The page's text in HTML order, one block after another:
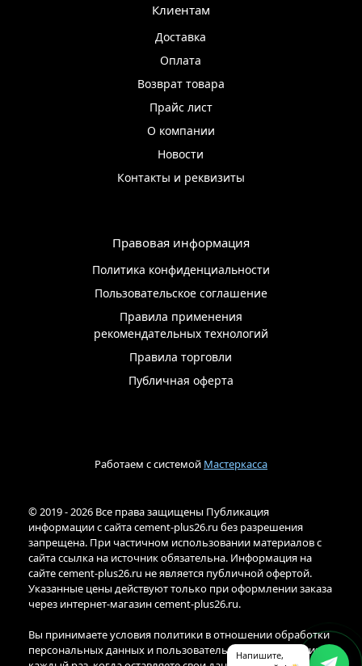
Клиентам
Доставка
Оплата
Возврат товара
Прайс лист
О компании
Новости
Контакты и реквизиты
Правовая информация
Политика конфиденциальности
Пользовательское соглашение
Правила применения
рекомендательных технологий
Правила торговли
Публичная оферта
Работаем с системой Мастеркасса
© 2019 - 2026 Все права защищены Публикация
информации с сайта cement-plus26.ru без разрешения
запрещена. При частичном использовании материалов с
сайта ссылка на источник обязательна. Информация на
сайте cement-plus26.ru не является публичной офертой.
Указанные цены действуют только при оформлении заказа
через интернет-магазин cement-plus26.ru.
Вы принимаете условия политики в отношении обработки
персональных данных и пользовательского соглашения
Напишите,